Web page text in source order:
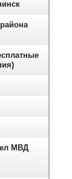
МВД